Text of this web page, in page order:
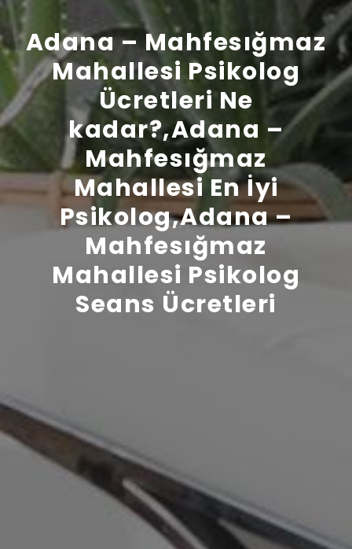
Adana – Mahfesığmaz
Mahallesi Psikolog
Ücretleri Ne
kadar?,Adana –
Mahfesığmaz
Mahallesi En İyi
Psikolog,Adana –
Mahfesığmaz
Mahallesi Psikolog
Seans Ücretleri